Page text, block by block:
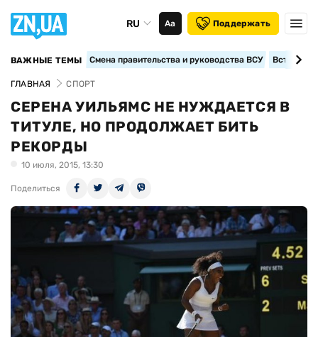
RU Аа Поддержать
ВАЖНЫЕ ТЕМЫ Смена правительства и руководства ВСУ
ГЛАВНАЯ СПОРТ
СЕРЕНА УИЛЬЯМС НЕ НУЖДАЕТСЯ В
ТИТУЛЕ, НО ПРОДОЛЖАЕТ БИТЬ
РЕКОРДЫ
10 июля, 2015, 13:30
Поделиться